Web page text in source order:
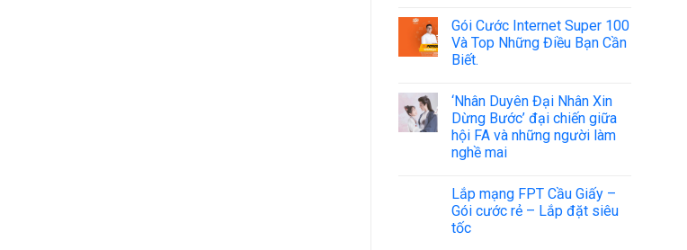
Gói Cước Internet Super 100
Và Top Những Điều Bạn Cần
Biết.
‘Nhân Duyên Đại Nhân Xin
Dừng Bước’ đại chiến giữa
hội FA và những người làm
nghề mai
Lắp mạng FPT Cầu Giấy –
Gói cước rẻ – Lắp đặt siêu
tốc